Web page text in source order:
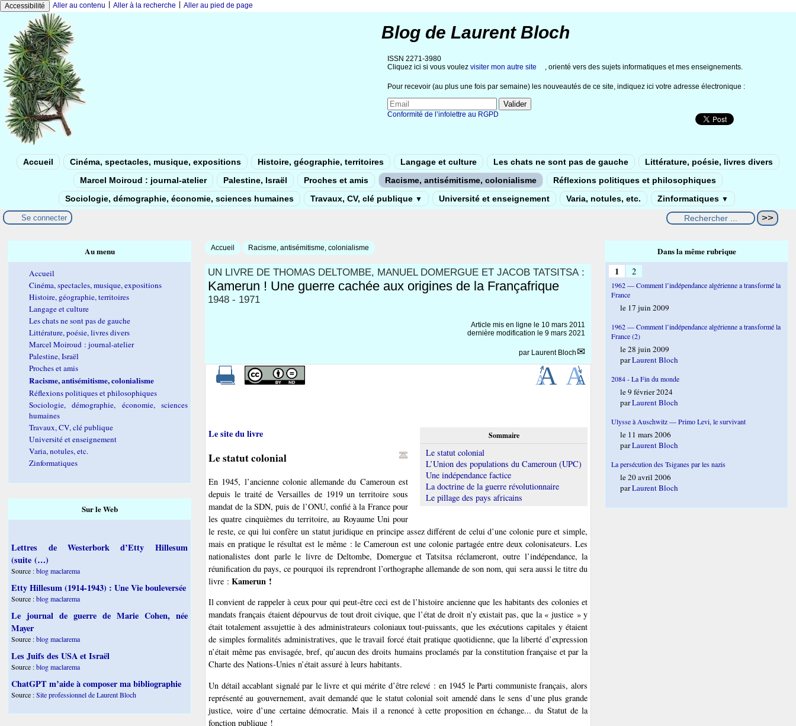
Accessibilité Aller au contenu Aller à la recherche Aller au pied de page
Blog de Laurent Bloch
ISSN 2271-3980
Cliquez ici si vous voulez visiter mon autre site , orienté vers des sujets informatiques et mes enseignements.
Pour recevoir (au plus une fois par semaine) les nouveautés de ce site, indiquez ici votre adresse électronique :
Conformité de l’infolettre au RGPD
Accueil Cinéma, spectacles, musique, expositions Histoire, géographie, territoires Langage et culture Les chats ne sont pas de gauche
Littérature, poésie, livres divers
Marcel Moiroud : journal-atelier
Palestine, Israël Proches et amis Racisme, antisémitisme, colonialisme
Réflexions politiques et philosophiques
Sociologie, démographie, économie, sciences humaines
Travaux, CV, clé publique ▼ Université et enseignement Varia, notules, etc. Zinformatiques ▼
Se connecter
Accueil Racisme, antisémitisme, colonialisme
UN LIVRE DE THOMAS DELTOMBE, MANUEL DOMERGUE ET JACOB TATSITSA :
Kamerun ! Une guerre cachée aux origines de la Françafrique
1948 - 1971
Article mis en ligne le 10 mars 2011
dernière modification le 9 mars 2021
par Laurent Bloch
Sommaire
Le statut colonial
L’Union des populations du Cameroun (UPC)
Une indépendance factice
La doctrine de la guerre révolutionnaire
Le pillage des pays africains
Le site du livre
Le statut colonial
En 1945, l’ancienne colonie allemande du Cameroun est
depuis le traité de Versailles de 1919 un territoire sous
mandat de la SDN, puis de l’ONU, confié à la France pour
les quatre cinquièmes du territoire, au Royaume Uni pour
le reste, ce qui lui confère un statut juridique en principe assez différent de celui d’une colonie pure et simple,
mais en pratique le résultat est le même : le Cameroun est une colonie partagée entre deux colonisateurs. Les
nationalistes dont parle le livre de Deltombe, Domergue et Tatsitsa réclameront, outre l’indépendance, la
réunification du pays, ce pourquoi ils reprendront l’orthographe allemande de son nom, qui sera aussi le titre du
livre : Kamerun !
Il convient de rappeler à ceux pour qui peut-être ceci est de l’histoire ancienne que les habitants des colonies et
mandats français étaient dépourvus de tout droit civique, que l’état de droit n’y existait pas, que la « justice » y
était totalement assujettie à des administrateurs coloniaux tout-puissants, que les exécutions capitales y étaient
de simples formalités administratives, que le travail forcé était pratique quotidienne, que la liberté d’expression
n’était même pas envisagée, bref, qu’aucun des droits humains proclamés par la constitution française et par la
Charte des Nations-Unies n’était assuré à leurs habitants.
Un détail accablant signalé par le livre et qui mérite d’être relevé : en 1945 le Parti communiste français, alors
représenté au gouvernement, avait demandé que le statut colonial soit amendé dans le sens d’une plus grande
justice, voire d’une certaine démocratie. Mais il a renoncé à cette proposition en échange... du Statut de la
fonction publique !
Au menu
Accueil
Cinéma, spectacles, musique, expositions
Histoire, géographie, territoires
Langage et culture
Les chats ne sont pas de gauche
Littérature, poésie, livres divers
Marcel Moiroud : journal-atelier
Palestine, Israël
Proches et amis
Racisme, antisémitisme, colonialisme
Réflexions politiques et philosophiques
Sociologie, démographie, économie, sciences
humaines
Travaux, CV, clé publique
Université et enseignement
Varia, notules, etc.
Zinformatiques
Sur le Web
Lettres de Westerbork d’Etty Hillesum
(suite (…)
Source :blog maclarema
Etty Hillesum (1914-1943) : Une Vie bouleversée
Source :blog maclarema
Le journal de guerre de Marie Cohen, née
Mayer
Source :blog maclarema
Les Juifs des USA et Israël
Source :blog maclarema
ChatGPT m’aide à composer ma bibliographie
Source :Site professionnel de Laurent Bloch
Dans la même rubrique
1 2
1962 — Comment l’indépendance algérienne a transformé la
France
le 17 juin 2009
1962 — Comment l’indépendance algérienne a transformé la
France (2)
le 28 juin 2009
parLaurent Bloch
2084 - La Fin du monde
le 9 février 2024
parLaurent Bloch
Ulysse à Auschwitz — Primo Levi, le survivant
le 11 mars 2006
parLaurent Bloch
La persécution des Tsiganes par les nazis
le 20 avril 2006
parLaurent Bloch